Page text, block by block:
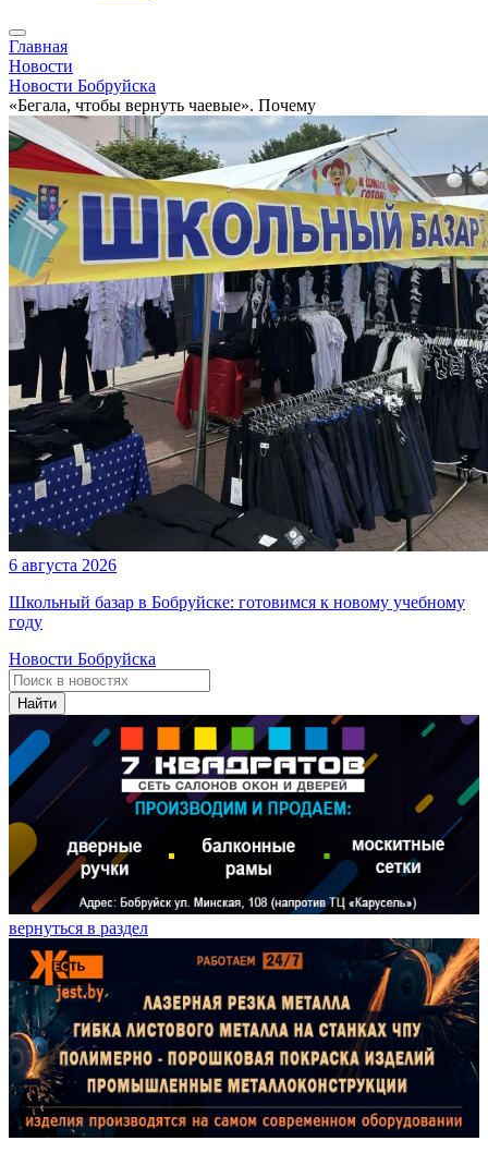
Главная
Новости
Новости Бобруйска
«Бегала, чтобы вернуть чаевые». Почему
6 августа 2026
Школьный базар в Бобруйске: готовимся к новому учебному
году
Новости Бобруйска
Найти
вернуться в раздел